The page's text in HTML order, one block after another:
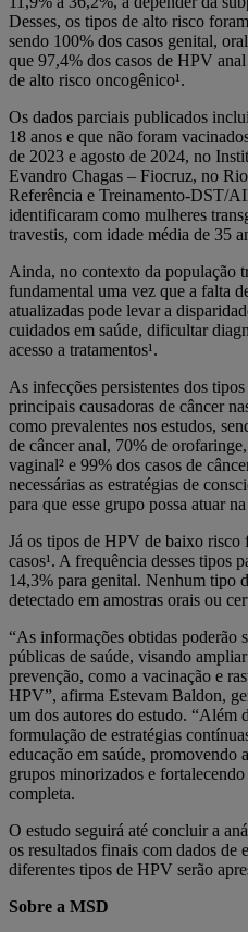
Desses, os tipos de alto risco
sendo 100% dos casos genital,
que 97,4% dos casos de HPV
de alto risco oncogênico¹.
Os dados parciais publicados
18 anos e que não foram
de 2023 e agosto de 2024, no
Evandro Chagas – Fiocruz, no
Referência e Treinamento-DST/
identificaram como mulheres
travestis, com idade média de 35
Ainda, no contexto da população
fundamental uma vez que a falta
atualizadas pode levar a
cuidados em saúde, dificultar
acesso a tratamentos¹.
As infecções persistentes dos
principais causadoras de câncer
como prevalentes nos estudos,
de câncer anal, 70% de
vaginal² e 99% dos casos de
necessárias as estratégias de
para que esse grupo possa atuar
Já os tipos de HPV de baixo risco
casos¹. A frequência desses tipos
14,3% para genital. Nenhum tipo
detectado em amostras orais ou
“As informações obtidas poderão
públicas de saúde, visando
prevenção, como a vacinação e
HPV”, afirma Estevam Baldon,
um dos autores do estudo. “Além
formulação de estratégias
educação em saúde, promovendo
grupos minorizados e
completa.
O estudo seguirá até concluir a
os resultados finais com dados
diferentes tipos de HPV serão
Sobre a MSD